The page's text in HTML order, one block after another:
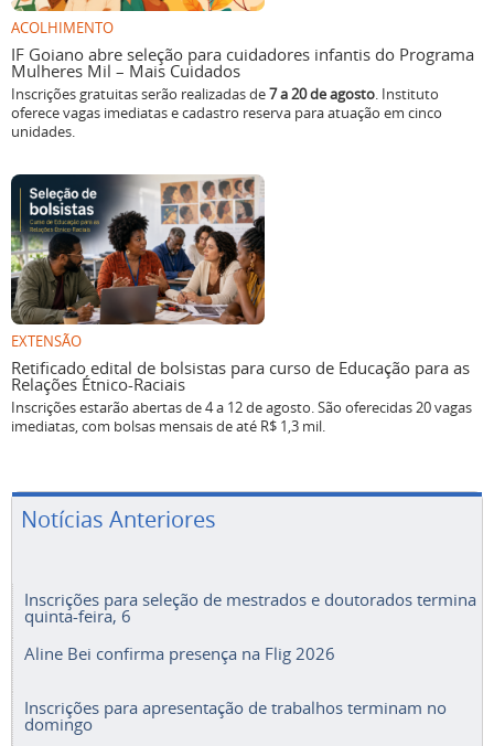
ACOLHIMENTO
IF Goiano abre seleção para cuidadores infantis do Programa
Mulheres Mil – Mais Cuidados
Inscrições gratuitas serão realizadas de7 a 20 de agosto. Instituto
oferece vagas imediatas e cadastro reserva para atuação em cinco
unidades.
EXTENSÃO
Retificado edital de bolsistas para curso de Educação para as
Relações Étnico-Raciais
Inscrições estarão abertas de 4 a 12 de agosto. São oferecidas 20 vagas
imediatas, com bolsas mensais de até R$ 1,3 mil.
Notícias Anteriores
Inscrições para seleção de mestrados e doutorados termina
quinta-feira, 6
Aline Bei confirma presença na Flig 2026
Inscrições para apresentação de trabalhos terminam no
domingo